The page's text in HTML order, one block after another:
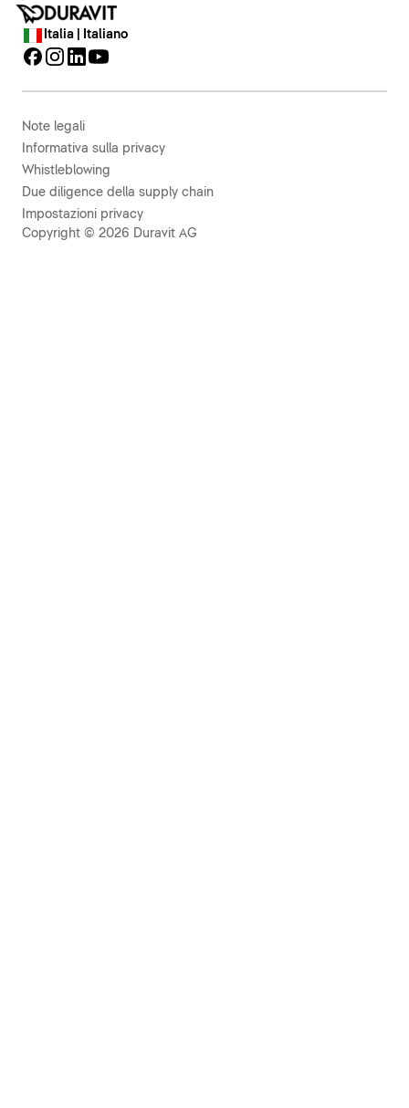
Italia | Italiano
Note legali
Informativa sulla privacy
Whistleblowing
Due diligence della supply chain
Impostazioni privacy
Copyright © 2026 Duravit AG